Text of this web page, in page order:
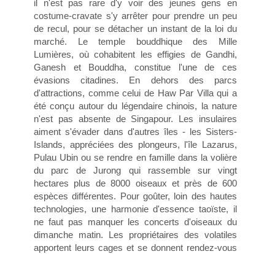
il n'est pas rare d'y voir des jeunes gens en
costume-cravate s'y arrêter pour prendre un peu
de recul, pour se détacher un instant de la loi du
marché. Le temple bouddhique des Mille
Lumières, où cohabitent les effigies de Gandhi,
Ganesh et Bouddha, constitue l'une de ces
évasions citadines. En dehors des parcs
d'attractions, comme celui de Haw Par Villa qui a
été conçu autour du légendaire chinois, la nature
n'est pas absente de Singapour. Les insulaires
aiment s'évader dans d'autres îles - les Sisters-
Islands, appréciées des plongeurs, l'île Lazarus,
Pulau Ubin ou se rendre en famille dans la volière
du parc de Jurong qui rassemble sur vingt
hectares plus de 8000 oiseaux et près de 600
espèces différentes. Pour goûter, loin des hautes
technologies, une harmonie d'essence taoïste, il
ne faut pas manquer les concerts d'oiseaux du
dimanche matin. Les propriétaires des volatiles
apportent leurs cages et se donnent rendez-vous